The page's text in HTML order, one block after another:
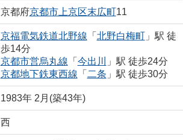
京都府京都市上京区末広町11
京福電気鉄道北野線 「 北野白梅町」駅 徒
歩14分
京都市営烏丸線 「 今出川
」駅 徒歩24分
京都地下鉄東西線 「 二条 」駅 徒歩30分
1983年 2月(築43年)
西